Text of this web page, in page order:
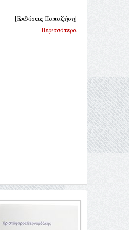
[Εκδόσεις Παπαζήση]
Περισσότερα